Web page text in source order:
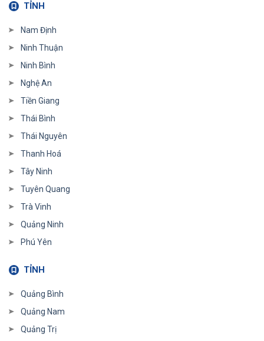
TỈNH
Nam Định
Ninh Thuận
Ninh Bình
Nghệ An
Tiền Giang
Thái Bình
Thái Nguyên
Thanh Hoá
Tây Ninh
Tuyên Quang
Trà Vinh
Quảng Ninh
Phú Yên
TỈNH
Quảng Bình
Quảng Nam
Quảng Trị